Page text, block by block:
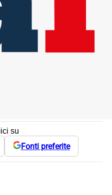
su
Fonti preferite